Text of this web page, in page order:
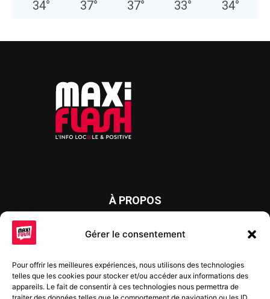
Gérer le consentement
Pour offrir les meilleures expériences, nous utilisons des technologies
telles que les cookies pour stocker et/ou accéder aux informations des
appareils. Le fait de consentir à ces technologies nous permettra de
34° 37° 37° 33° 34°
À PROPOS
Maxi Flash est un journal d’informations locales distribué
chaque semaine sur trois éditions : en Alsace du Nord depuis
2022, et à Colmar, Vignoble et Plaine depuis 2023.